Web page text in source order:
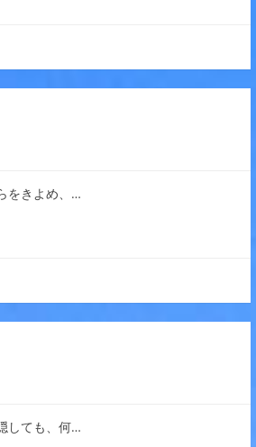
をきよめ、…
しても、何…